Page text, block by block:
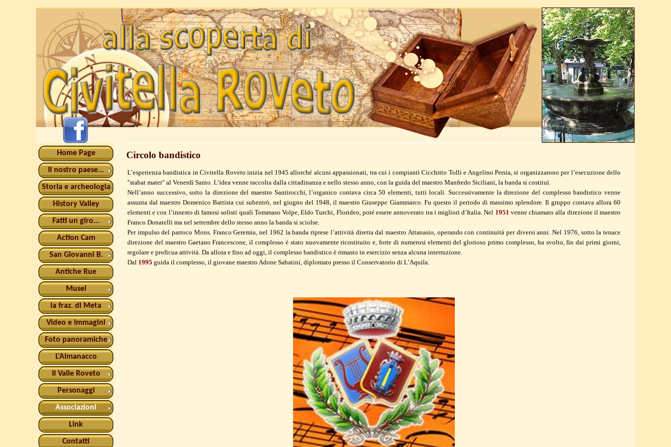
Home Page
Il nostro paese...
Storia e archeologia
History Valley
Fatti un giro...
Action Cam
San Giovanni B.
Antiche Rue
Musei
la fraz. di Meta
Video e Immagini
Foto panoramiche
L'Almanacco
Il Valle Roveto
Personaggi
Associazioni
Link
Contatti
Circolo bandistico
L’esperienza bandistica in Civitella Roveto inizia nel 1945 allorché alcuni appassionati, tra cui i compianti Cicchitto Tolli e Angelino Persia, si organizzarono per l’esecuzione dello
"stabat mater" al Venerdì Santo. L’idea venne raccolta dalla cittadinanza e nello stesso anno, con la guida del maestro Manfredo Siciliani, la banda si costituì.
Nell’anno successivo, sotto la direzione del maestro Santirocchi, l’organico contava circa 50 elementi, tutti locali. Successivamente la direzione del complesso bandistico venne
assunta dal maestro Domenico Battista cui subentrò, nel giugno del 1948, il maestro Giuseppe Giammarco. Fu questo il periodo di massimo splendore. Il gruppo contava allora 60
elementi e con l’innesto di famosi solisti quali Tommaso Volpe, Eldo Turchi, Florideo, poté essere annoverato tra i migliori d’Italia. Nel 1951 venne chiamato alla direzione il maestro
Franco Donatelli ma nel settembre dello stesso anno la banda si sciolse.
Per impulso del parroco Mons. Franco Geremia, nel 1962 la banda riprese l’attività diretta dal maestro Attanasio, operando con continuità per diversi anni. Nel 1976, sotto la tenace
direzione del maestro Gaetano Francescone, il complesso è stato nuovamente ricostituito e, forte di numerosi elementi del glorioso primo complesso, ha svolto, fin dai primi giorni,
regolare e proficua attività. Da allora e fino ad oggi, il complesso bandistico è rimasto in esercizio senza alcuna interruzione.
Dal 1995 guida il complesso, il giovane maestro Adone Sabatini, diplomato presso il Conservatorio di L’Aquila.